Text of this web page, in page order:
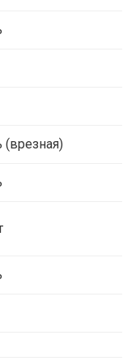
(врезная)